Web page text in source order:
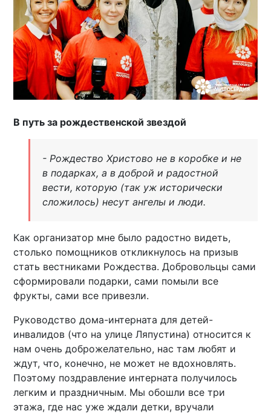
В путь за рождественской звездой
- Рождество Христово не в коробке и не
в подарках, а в доброй и радостной
вести, которую (так уж исторически
сложилось) несут ангелы и люди.
Как организатор мне было радостно видеть,
столько помощников откликнулось на призыв
стать вестниками Рождества. Добровольцы сами
сформировали подарки, сами помыли все
фрукты, сами все привезли.
Руководство дома-интерната для детей-
инвалидов (что на улице Ляпустина) относится к
нам очень доброжелательно, нас там любят и
ждут, что, конечно, не может не вдохновлять.
Поэтому поздравление интерната получилось
легким и праздничным. Мы обошли все три
этажа, где нас уже ждали детки, вручали